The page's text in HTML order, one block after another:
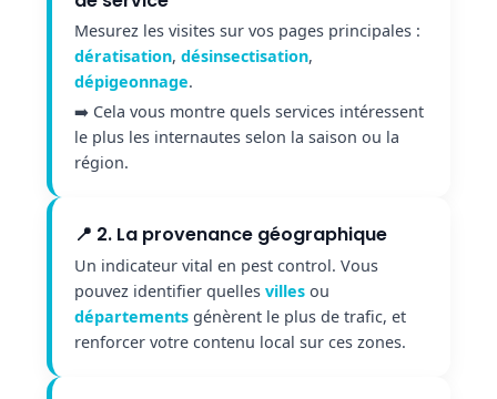
Mesurez les visites sur vos pages principales :
dératisation, désinsectisation,
dépigeonnage.
➡️ Cela vous montre quels services intéressent
le plus les internautes selon la saison ou la
région.
📍 2. La provenance géographique
Un indicateur vital en pest control. Vous
pouvez identifier quelles villes ou
départements génèrent le plus de trafic, et
renforcer votre contenu local sur ces zones.